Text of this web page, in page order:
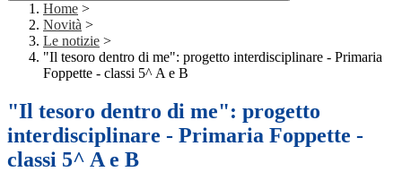
Home >
Novità >
Le notizie >
"Il tesoro dentro di me": progetto interdisciplinare - Primaria
Foppette - classi 5^ A e B
"Il tesoro dentro di me": progetto
interdisciplinare - Primaria Foppette -
classi 5^ A e B